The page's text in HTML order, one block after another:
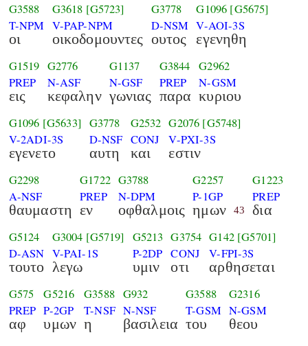
G3588
T-NPM
οι
G3618 [G5723]
V-PAP-NPM
οικοδομουντες
G3778
D-NSM
ουτος
G1096 [G5675]
V-AOI-3S
εγενηθη
G1519
PREP
εις
G2776
N-ASF
κεφαλην
G1137
N-GSF
γωνιας
G3844
PREP
παρα
G2962
N-GSM
κυριου
G1096 [G5633]
V-2ADI-3S
εγενετο
G3778
D-NSF
αυτη
G2532
CONJ
και
G2076 [G5748]
V-PXI-3S
εστιν
G2298
A-NSF
θαυμαστη
G1722
PREP
εν
G3788
N-DPM
οφθαλμοις
G2257
P-1GP
ημων 43
G1223
PREP
δια
G5124
D-ASN
τουτο
G3004 [G5719]
V-PAI-1S
λεγω
G5213
P-2DP
υμιν
G3754
CONJ
οτι
G142 [G5701]
V-FPI-3S
αρθησεται
G575
PREP
αφ
G5216
P-2GP
υμων
G3588
T-NSF
η
G932
N-NSF
βασιλεια
G3588
T-GSM
του
G2316
N-GSM
θεου